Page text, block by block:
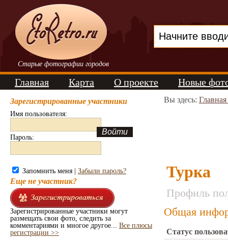
Старые фотографии городов
Главная Карта О проекте Новые
Зарегистрированные участники
Имя пользователя:
Пароль:
Запомнить меня | Забыли пароль?
Еще не участник?
Зарегистрированные участники могут
размещать свои фото, следить за
комментариями и многое другое... Все плюсы
регистрации >>
Вы здесь:
Турка
Профиль
Общая
Статус